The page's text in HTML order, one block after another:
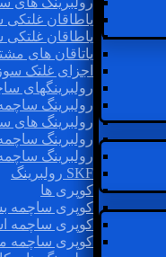
یاطاقان غلتکی
یاطاقان غلتکی
یاتاقان های
اجزای غلتک
رولبرینگهای
رولبرینگ
رولبرینگ
رولبرینگ
رولبرینگ
SKF رولبرینگ
کوپری ها
کوپری ساچمه
کوپری ساچمه
کوپری ساچمه